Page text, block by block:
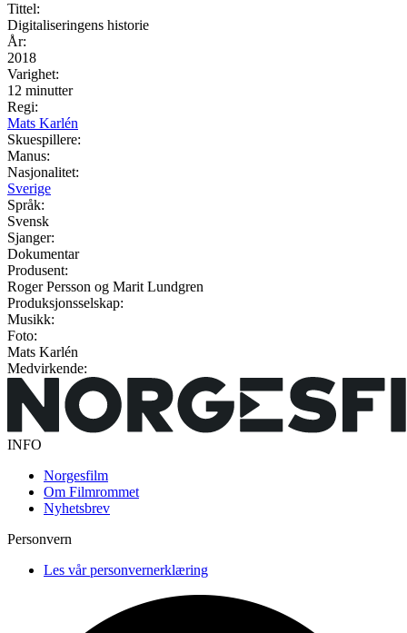
Tittel:
Digitaliseringens historie
År:
2018
Varighet:
12 minutter
Regi:
Mats Karlén
Skuespillere:
Manus:
Nasjonalitet:
Sverige
Språk:
Svensk
Sjanger:
Dokumentar
Produsent:
Roger Persson og Marit Lundgren
Produksjonsselskap:
Musikk:
Foto:
Mats Karlén
Medvirkende:
INFO
Norgesfilm
Om Filmrommet
Nyhetsbrev
Personvern
Les vår personvernerklæring